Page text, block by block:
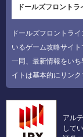
ドールズフロント
ドールズフロントラ
いるゲーム攻略サイ
一同、最新情報をい
イトは基本的にリンク
アル
して